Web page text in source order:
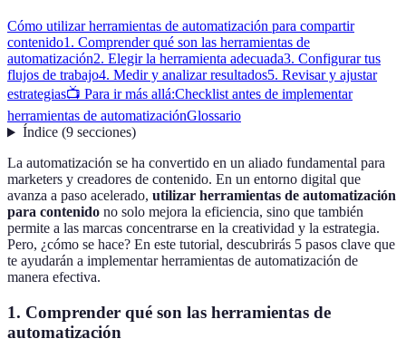
Cómo utilizar herramientas de automatización para compartir
contenido1. Comprender qué son las herramientas de
automatización2. Elegir la herramienta adecuada3. Configurar tus
flujos de trabajo4. Medir y analizar resultados5. Revisar y ajustar
estrategias📺 Para ir más allá:Checklist antes de implementar
herramientas de automatizaciónGlossario
Índice(9 secciones)
La automatización se ha convertido en un aliado fundamental para
marketers y creadores de contenido. En un entorno digital que
avanza a paso acelerado, utilizar herramientas de automatización
para contenido no solo mejora la eficiencia, sino que también
permite a las marcas concentrarse en la creatividad y la estrategia.
Pero, ¿cómo se hace? En este tutorial, descubrirás 5 pasos clave que
te ayudarán a implementar herramientas de automatización de
manera efectiva.
1. Comprender qué son las herramientas de
automatización